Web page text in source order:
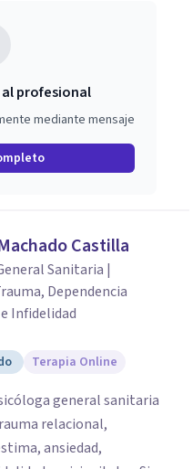
al profesional
mediante mensaje
Castilla
Sanitaria |
Dependencia
Infidelidad
Terapia Online
general sanitaria
relacional,
ansiedad,